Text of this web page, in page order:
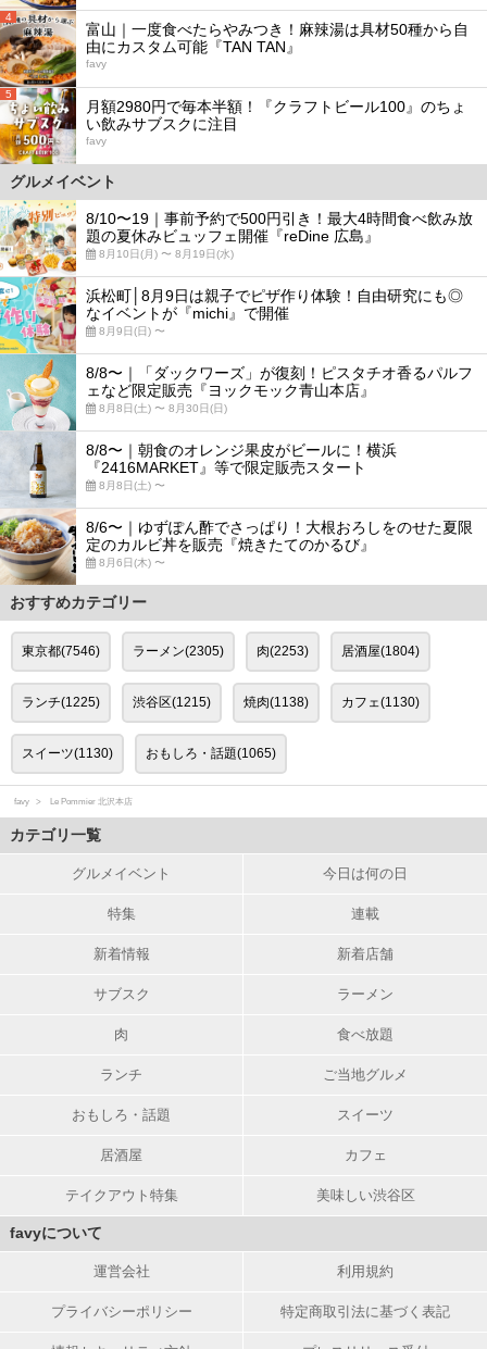
4
富山｜一度食べたらやみつき！麻辣湯は具材50種から自
由にカスタム可能『TAN TAN』
favy
5
月額2980円で毎本半額！『クラフトビール100』のちょ
い飲みサブスクに注目
favy
グルメイベント
8/10〜19｜事前予約で500円引き！最大4時間食べ飲み放
題の夏休みビュッフェ開催『reDine 広島』
8月10日(月) 〜 8月19日(水)
浜松町│8月9日は親子でピザ作り体験！自由研究にも◎
なイベントが『michi』で開催
8月9日(日) 〜
8/8〜｜「ダックワーズ」が復刻！ピスタチオ香るパルフ
ェなど限定販売『ヨックモック青山本店』
8月8日(土) 〜 8月30日(日)
8/8〜｜朝食のオレンジ果皮がビールに！横浜
『2416MARKET』等で限定販売スタート
8月8日(土) 〜
8/6〜｜ゆずぽん酢でさっぱり！大根おろしをのせた夏限
定のカルビ丼を販売『焼きたてのかるび』
8月6日(木) 〜
おすすめカテゴリー
東京都(7546) ラーメン(2305) 肉(2253) 居酒屋(1804)
ランチ(1225) 渋谷区(1215) 焼肉(1138) カフェ(1130)
スイーツ(1130) おもしろ・話題(1065)
favy Le Pommier 北沢本店
カテゴリ一覧
グルメイベント 今日は何の日
特集 連載
新着情報 新着店舗
サブスク ラーメン
肉 食べ放題
ランチ ご当地グルメ
おもしろ・話題 スイーツ
居酒屋 カフェ
テイクアウト特集 美味しい渋谷区
favyについて
運営会社 利用規約
プライバシーポリシー 特定商取引法に基づく表記